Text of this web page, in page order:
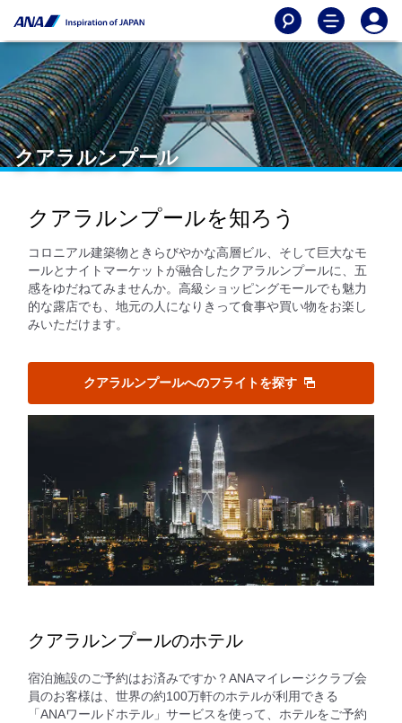
クアラルンプール
クアラルンプールを知ろう
コロニアル建築物ときらびやかな高層ビル、そして巨大なモ
ールとナイトマーケットが融合したクアラルンプールに、五
感をゆだねてみませんか。高級ショッピングモールでも魅力
的な露店でも、地元の人になりきって食事や買い物をお楽し
みいただけます。
クアラルンプールへのフライトを探す
クアラルンプールのホテル
宿泊施設のご予約はお済みですか？ANAマイレージクラブ会
員のお客様は、世界の約100万軒のホテルが利用できる
「ANAワールドホテル」サービスを使って、ホテルをご予約